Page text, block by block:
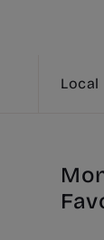
Local